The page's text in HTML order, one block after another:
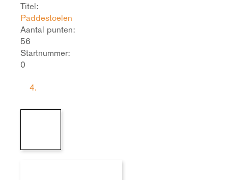
Titel:
Paddestoelen
Aantal punten:
56
Startnummer:
0
4.